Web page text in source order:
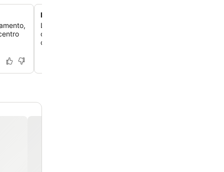
Localização privilegiada na orla marítima
Localizado diretamente na tranquila orla marítima da
oferecendo acesso imediato a vistas pitorescas e uma
caminhada até St. Julian's e Sliema.